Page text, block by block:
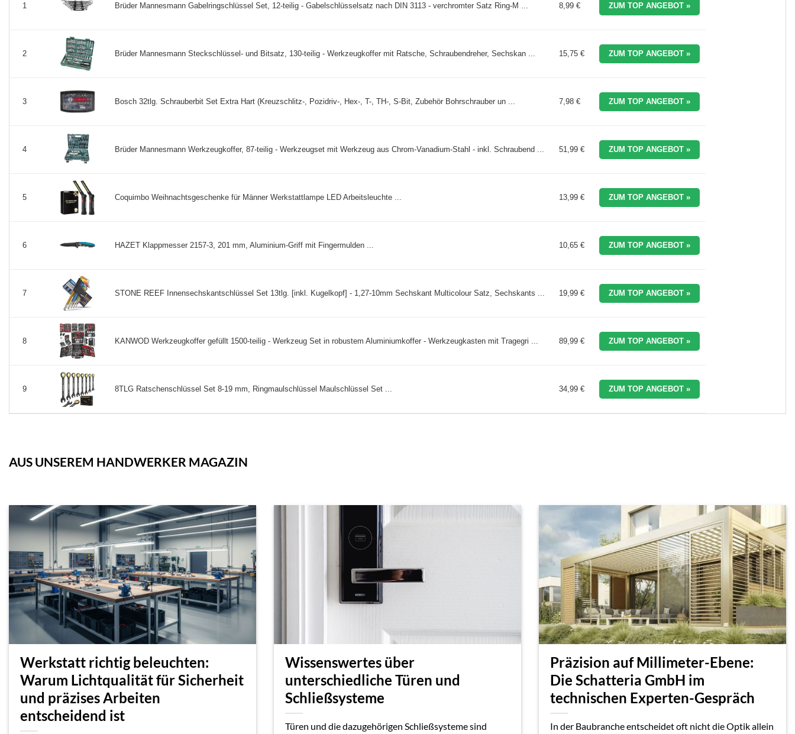
1 Brüder Mannesmann Gabelringschlüssel Set, 12-teilig - Gabelschlüsselsatz nach DIN 3113 - verchromter Satz Ring-M ... 8,99 € ZUM TOP ANGEBOT »
2 Brüder Mannesmann Steckschlüssel- und Bitsatz, 130-teilig - Werkzeugkoffer mit Ratsche, Schraubendreher, Sechskan ... 15,75 € ZUM TOP ANGEBOT »
3 Bosch 32tlg. Schrauberbit Set Extra Hart (Kreuzschlitz-, Pozidriv-, Hex-, T-, TH-, S-Bit, Zubehör Bohrschrauber un ... 7,98 € ZUM TOP ANGEBOT »
4 Brüder Mannesmann Werkzeugkoffer, 87-teilig - Werkzeugset mit Werkzeug aus Chrom-Vanadium-Stahl - inkl. Schraubend ... 51,99 € ZUM TOP ANGEBOT »
5 Coquimbo Weihnachtsgeschenke für Männer Werkstattlampe LED Arbeitsleuchte ... 13,99 € ZUM TOP ANGEBOT »
6 HAZET Klappmesser 2157-3, 201 mm, Aluminium-Griff mit Fingermulden ... 10,65 € ZUM TOP ANGEBOT »
7 STONE REEF Innensechskantschlüssel Set 13tlg. [inkl. Kugelkopf] - 1,27-10mm Sechskant Multicolour Satz, Sechskants ... 19,99 € ZUM TOP ANGEBOT »
8 KANWOD Werkzeugkoffer gefüllt 1500-teilig - Werkzeug Set in robustem Aluminiumkoffer - Werkzeugkasten mit Tragegri ... 89,99 € ZUM TOP ANGEBOT »
9 8TLG Ratschenschlüssel Set 8-19 mm, Ringmaulschlüssel Maulschlüssel Set ... 34,99 € ZUM TOP ANGEBOT »
AUS UNSEREM HANDWERKER MAGAZIN
Werkstatt richtig beleuchten:
Warum Lichtqualität für Sicherheit
und präzises Arbeiten
entscheidend ist
Wissenswertes über
unterschiedliche Türen und
Schließsysteme
Türen und die dazugehörigen Schließsysteme sind
Präzision auf Millimeter-Ebene:
Die Schatteria GmbH im
technischen Experten-Gespräch
In der Baubranche entscheidet oft nicht die Optik allein